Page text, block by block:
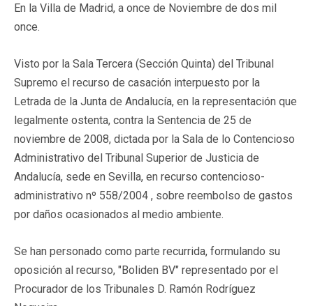
En la Villa de Madrid, a once de Noviembre de dos mil
once.
Visto por la Sala Tercera (Sección Quinta) del Tribunal
Supremo el recurso de casación interpuesto por la
Letrada de la Junta de Andalucía, en la representación que
legalmente ostenta, contra la Sentencia de 25 de
noviembre de 2008, dictada por la Sala de lo Contencioso
Administrativo del Tribunal Superior de Justicia de
Andalucía, sede en Sevilla, en recurso contencioso-
administrativo nº 558/2004 , sobre reembolso de gastos
por daños ocasionados al medio ambiente.
Se han personado como parte recurrida, formulando su
oposición al recurso, "Boliden BV" representado por el
Procurador de los Tribunales D. Ramón Rodríguez